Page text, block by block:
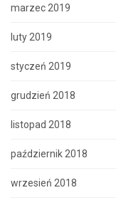
marzec 2019
luty 2019
styczeń 2019
grudzień 2018
listopad 2018
październik 2018
wrzesień 2018